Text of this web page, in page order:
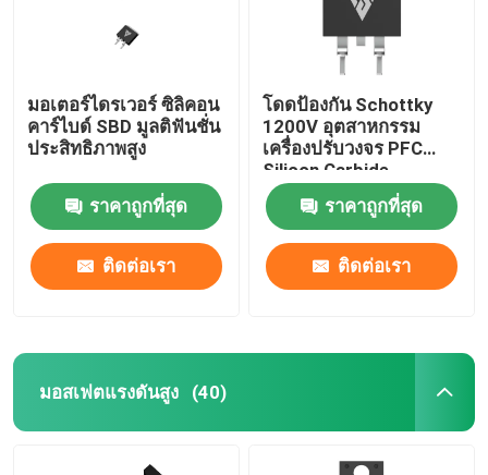
มอเตอร์ไดรเวอร์ ซิลิคอน
คาร์ไบด์ SBD มูลติฟันชั่น
ประสิทธิภาพสูง
ราคาถูกที่สุด
ติดต่อเรา
โดดป้องกัน Schottky
1200V อุตสาหกรรม
เครื่องปรับวงจร PFC
Silicon Carbide
ราคาถูกที่สุด
ติดต่อเรา
มอสเฟตแรงดันสูง (40)